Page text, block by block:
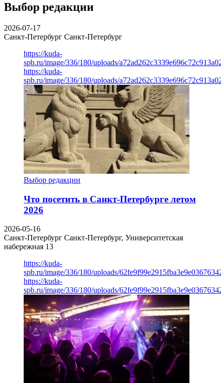
Выбор редакции
2026-07-17
Санкт-Петербург Санкт-Петербург
https://kuda-
spb.ru/image/336/180/uploads/
https://kuda-
spb.ru/image/336/180/uploads/
Выбор редакции
Что посетить в Санкт-Петербурге летом
2026
2026-05-16
Санкт-Петербург Санкт-Петербург, Университетская
набережная 13
https://kuda-
spb.ru/image/336/180/uploads/
https://kuda-
spb.ru/image/336/180/uploads/